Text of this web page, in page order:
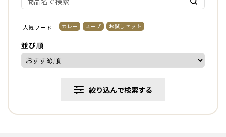
並び順
人気ワード カレー スープ お試しセット
絞り込んで検索する